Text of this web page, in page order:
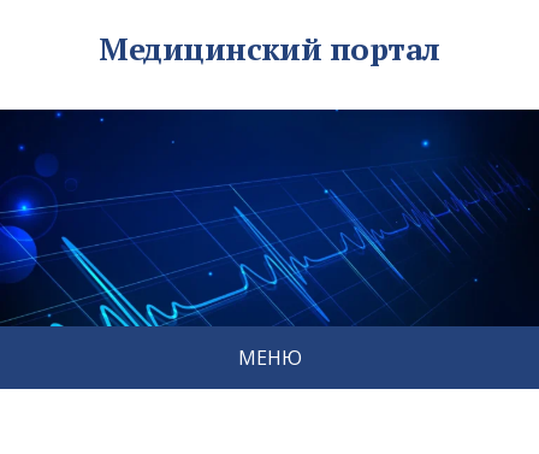
Медицинский портал
МЕНЮ